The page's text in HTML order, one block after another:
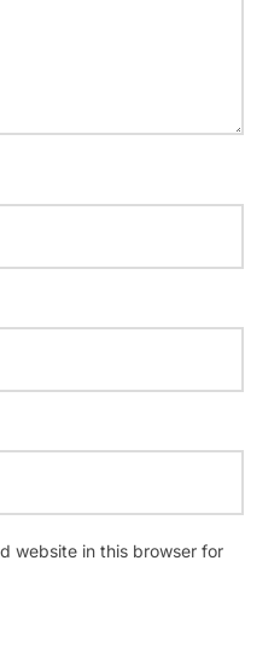
website in this browser for